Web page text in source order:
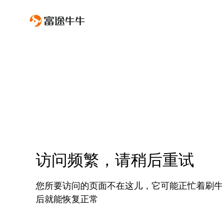
访问频繁，请稍后重试
您所要访问的页面不在这儿，它可能正忙着刷
后就能恢复正常